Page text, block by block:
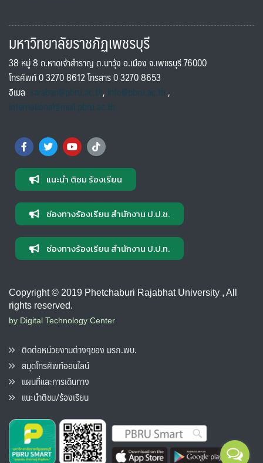
มหาวิทยาลัยราชภัฏเพชรบุรี
38 หมู่ 8 ถ.หาดเจ้าสำราญ ต.นาวุ้ง อ.เมือง จ.เพชรบุรี 76000
โทรศัพท์ 0 3270 8612 โทรสาร 0 3270 8653
อีเมล saraban@pbru.ac.th, info@pbru.ac.th,
international@mail.pbru.ac.th
แนะนำ ติชม ร้องเรียน
ช่องทางร้องเรียน สำนักงาน ป.ป.ช.
ช่องทางร้องเรียน สำนักงาน ป.ป.ท.
Copyright © 2019 Phetchaburi Rajabhat University , All
rights reserved.
by Digital Technology Center
ติดต่อหน่วยงานต่างๆของ มรภ.พบ.
สมุดโทรศัพท์ออนไลน์
แผนที่และการเดินทาง
แนะนำติชม/ร้องเรียน